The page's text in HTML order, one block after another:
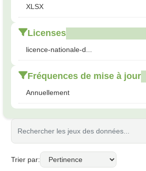
XLSX
Licenses
licence-nationale-d...
Fréquences de mise à jour
Annuellement
Trier par